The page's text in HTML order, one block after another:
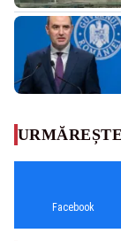
Facebook